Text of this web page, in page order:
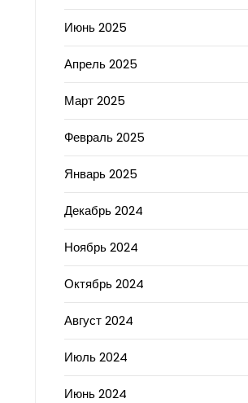
Июнь 2025
Апрель 2025
Март 2025
Февраль 2025
Январь 2025
Декабрь 2024
Ноябрь 2024
Октябрь 2024
Август 2024
Июль 2024
Июнь 2024